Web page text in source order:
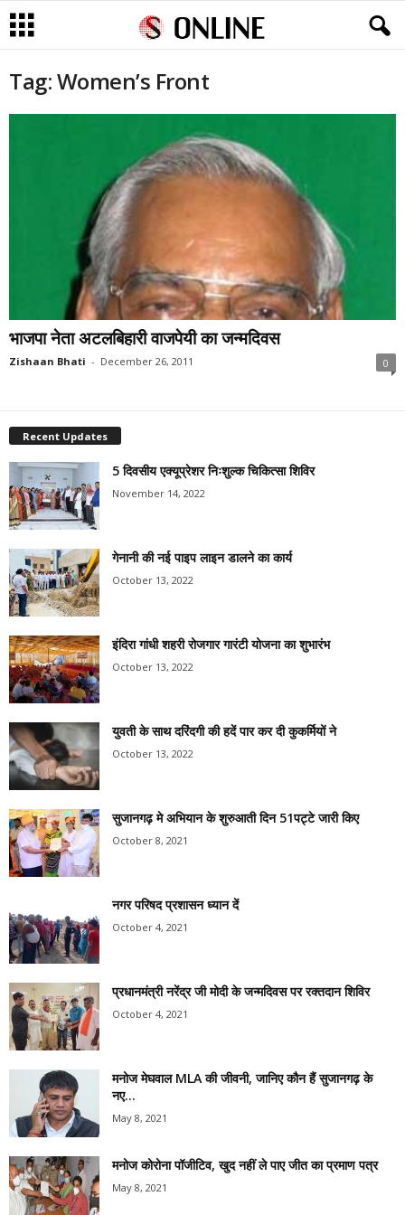
Tag: Women’s Front
भाजपा नेता अटलबिहारी वाजपेयी का जन्मदिवस
Zishaan Bhati - December 26, 2011 0
Recent Updates
5 दिवसीय एक्यूप्रेशर निःशुल्क चिकित्सा शिविर
November 14, 2022
गेनानी की नई पाइप लाइन डालने का कार्य
October 13, 2022
इंदिरा गांधी शहरी रोजगार गारंटी योजना का शुभारंभ
October 13, 2022
युवती के साथ दरिंदगी की हदें पार कर दी कुकर्मियों ने
October 13, 2022
सुजानगढ़ मे अभियान के शुरुआती दिन 51पट्टे जारी किए
October 8, 2021
नगर परिषद प्रशासन ध्यान दें
October 4, 2021
प्रधानमंत्री नरेंद्र जी मोदी के जन्मदिवस पर रक्तदान शिविर
October 4, 2021
मनोज मेघवाल MLA की जीवनी, जानिए कौन हैं सुजानगढ़ के
नए...
May 8, 2021
मनोज कोरोना पॉजीटिव, खुद नहीं ले पाए जीत का प्रमाण पत्र
May 8, 2021